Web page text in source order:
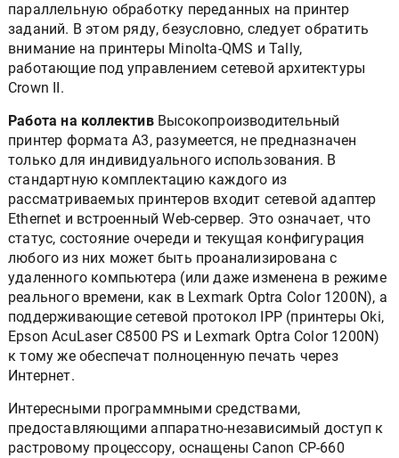
параллельную обработку переданных на принтер
заданий. В этом ряду, безусловно, следует обратить
внимание на принтеры Minolta-QMS и Tally,
работающие под управлением сетевой архитектуры
Crown II.
Работа на коллективВысокопроизводительный
принтер формата А3, разумеется, не предназначен
только для индивидуального использования. В
стандартную комплектацию каждого из
рассматриваемых принтеров входит сетевой адаптер
Ethernet и встроенный Web-сервер. Это означает, что
статус, состояние очереди и текущая конфигурация
любого из них может быть проанализирована с
удаленного компьютера (или даже изменена в режиме
реального времени, как в Lexmark Optra Color 1200N), а
поддерживающие сетевой протокол IPP (принтеры Oki,
Epson AcuLaser C8500 PS и Lexmark Optra Color 1200N)
к тому же обеспечат полноценную печать через
Интернет.
Интересными программными средствами,
предоставляющими аппаратно-независимый доступ к
растровому процессору, оснащены Canon CP-660